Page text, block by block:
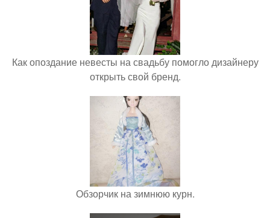
Как опоздание невесты на свадьбу помогло дизайнеру
открыть свой бренд.
Обзорчик на зимнюю курн.